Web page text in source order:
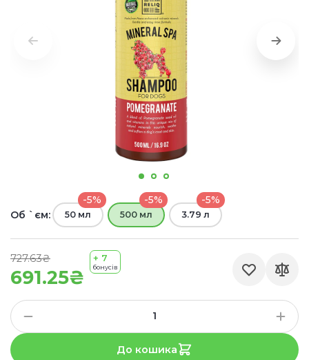
691.25₴
727.63₴ + 7
бонусів
Об `єм:
-5%
50 мл
-5%
500 мл
-5%
3.79 л
До кошика